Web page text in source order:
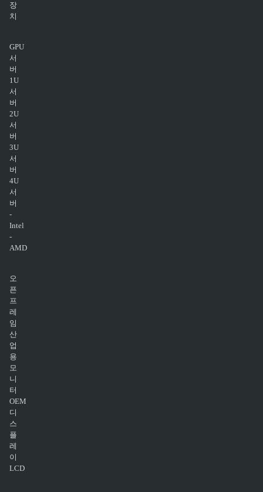
장
치
GPU
서
버
1U
서
버
2U
서
버
3U
서
버
4U
서
버
-
Intel
-
AMD
오
픈
프
레
임
산
업
용
모
니
터
OEM
디
스
플
레
이
LCD